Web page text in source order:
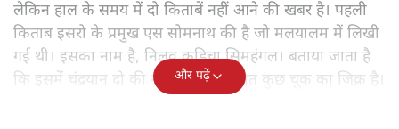
लेकिन हाल के समय में दो किताबें नहीं आने की खबर है। पहली
किताब इसरो के प्रमुख एस सोमनाथ की है जो मलयालम में लिखी
गई थी। इसका नाम है, निलवु कुडिचा सिमहंगल। बताया जाता है
कि इसमें चंद्रयान दो की नाकामी से संबंधित कुछ चूक का जिक्र है।
और पढ़ें